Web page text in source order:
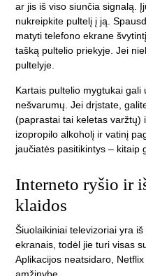
ar jis iš viso siunčia signalą.
nukreipkite pultelį į ją.
matyti telefono ekrane
tašką pultelio priekyje. Jei
pultelyje.
Kartais pultelio mygtukai gali
nešvarumų. Jei drįstate,
(paprastai tai keletas varžtų)
izopropilo alkoholį ir vatinį
jaučiatės pasitikintys – kitaip
Interneto ryšio ir
klaidos
Šiuolaikiniai televizoriai yra
ekranais, todėl jie turi visas
Aplikacijos neatsidaro,